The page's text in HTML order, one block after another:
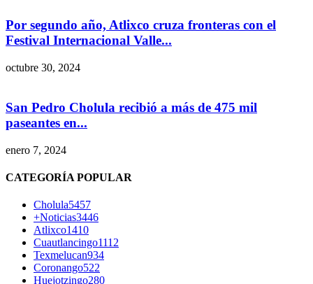
Por segundo año, Atlixco cruza fronteras con el
Festival Internacional Valle...
octubre 30, 2024
San Pedro Cholula recibió a más de 475 mil
paseantes en...
enero 7, 2024
CATEGORÍA POPULAR
Cholula5457
+Noticias3446
Atlixco1410
Cuautlancingo1112
Texmelucan934
Coronango522
Huejotzingo280